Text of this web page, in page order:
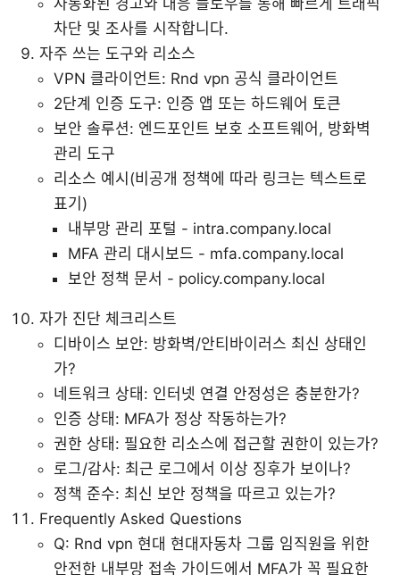
자동화된 경고와 대응 플로우를 통해 빠르게 트래픽
차단 및 조사를 시작합니다.
자주 쓰는 도구와 리소스
VPN 클라이언트: Rnd vpn 공식 클라이언트
2단계 인증 도구: 인증 앱 또는 하드웨어 토큰
보안 솔루션: 엔드포인트 보호 소프트웨어, 방화벽
관리 도구
리소스 예시(비공개 정책에 따라 링크는 텍스트로
표기)
내부망 관리 포털 - intra.company.local
MFA 관리 대시보드 - mfa.company.local
보안 정책 문서 - policy.company.local
자가 진단 체크리스트
디바이스 보안: 방화벽/안티바이러스 최신 상태인
가?
네트워크 상태: 인터넷 연결 안정성은 충분한가?
인증 상태: MFA가 정상 작동하는가?
권한 상태: 필요한 리소스에 접근할 권한이 있는가?
로그/감사: 최근 로그에서 이상 징후가 보이나?
정책 준수: 최신 보안 정책을 따르고 있는가?
Frequently Asked Questions
Q: Rnd vpn 현대 현대자동차 그룹 임직원을 위한
안전한 내부망 접속 가이드에서 MFA가 꼭 필요한